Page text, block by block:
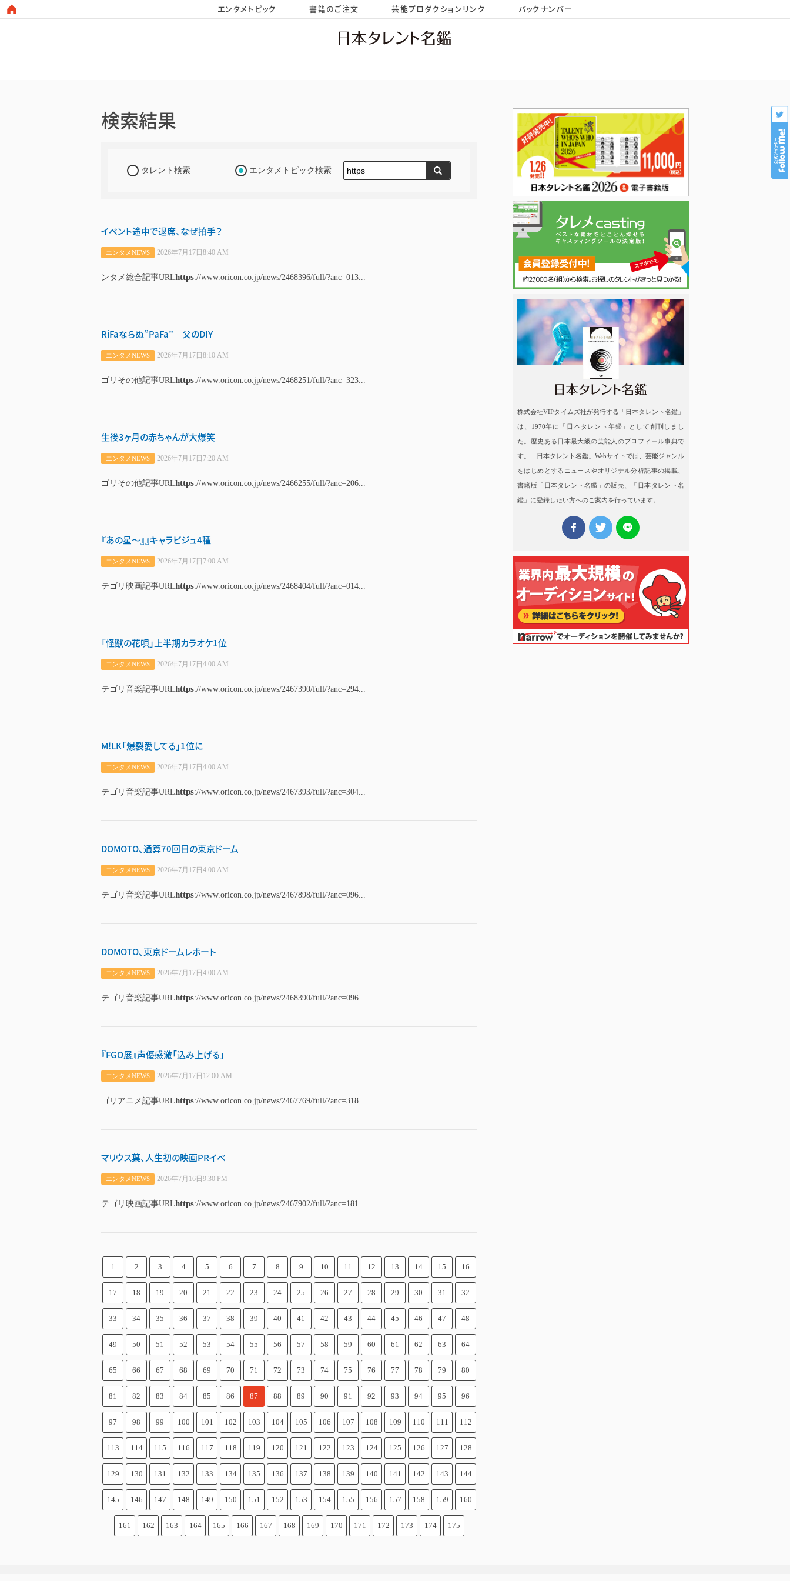
HOME お問い合わせ 会社概要 個人情報保護
エンタメトピック 書籍のご注文 芸能プロダクションリンク バックナンバー
検索結果
タレント検索 エンタメトピック検索
イベント途中で退席、なぜ拍手？
エンタメNEWS 2026年7月17日8:40 AM
ンタメ総合記事URLhttps://www.oricon.co.jp/news/2468396/full/?anc=013...
RiFaならぬ”PaFa” 父のDIY
エンタメNEWS 2026年7月17日8:10 AM
ゴリその他記事URLhttps://www.oricon.co.jp/news/2468251/full/?anc=323...
生後3ヶ月の赤ちゃんが大爆笑
エンタメNEWS 2026年7月17日7:20 AM
ゴリその他記事URLhttps://www.oricon.co.jp/news/2466255/full/?anc=206...
『あの星～』』キャラビジュ4種
エンタメNEWS 2026年7月17日7:00 AM
テゴリ映画記事URLhttps://www.oricon.co.jp/news/2468404/full/?anc=014...
「怪獣の花唄」上半期カラオケ1位
エンタメNEWS 2026年7月17日4:00 AM
テゴリ音楽記事URLhttps://www.oricon.co.jp/news/2467390/full/?anc=294...
M!LK「爆裂愛してる」1位に
エンタメNEWS 2026年7月17日4:00 AM
テゴリ音楽記事URLhttps://www.oricon.co.jp/news/2467393/full/?anc=304...
DOMOTO、通算70回目の東京ドーム
エンタメNEWS 2026年7月17日4:00 AM
テゴリ音楽記事URLhttps://www.oricon.co.jp/news/2467898/full/?anc=096...
DOMOTO、東京ドームレポート
エンタメNEWS 2026年7月17日4:00 AM
テゴリ音楽記事URLhttps://www.oricon.co.jp/news/2468390/full/?anc=096...
『FGO展』声優感激「込み上げる」
エンタメNEWS 2026年7月17日12:00 AM
ゴリアニメ記事URLhttps://www.oricon.co.jp/news/2467769/full/?anc=318...
マリウス葉、人生初の映画PRイベ
エンタメNEWS 2026年7月16日9:30 PM
テゴリ映画記事URLhttps://www.oricon.co.jp/news/2467902/full/?anc=181...
1 2 3 4 5 6 7 8 9 10 11 12 13 14 15 16
17 18 19 20 21 22 23 24 25 26 27 28 29 30 31 32
33 34 35 36 37 38 39 40 41 42 43 44 45 46 47 48
49 50 51 52 53 54 55 56 57 58 59 60 61 62 63 64
65 66 67 68 69 70 71 72 73 74 75 76 77 78 79 80
81 82 83 84 85 86 87 88 89 90 91 92 93 94 95 96
97 98 99 100 101 102 103 104 105 106 107 108 109 110 111 112
113 114 115 116 117 118 119 120 121 122 123 124 125 126 127 128
129 130 131 132 133 134 135 136 137 138 139 140 141 142 143 144
145 146 147 148 149 150 151 152 153 154 155 156 157 158 159 160
161 162 163 164 165 166 167 168 169 170 171 172 173 174 175
日本タレント名鑑
株式会社VIPタイムズ社が発行する「日本タレント名鑑」
は、1970年に「日本タレント年鑑」として創刊しまし
た。歴史ある日本最大級の芸能人のプロフィール事典で
す。「日本タレント名鑑」Webサイトでは、芸能ジャンル
をはじめとするニュースやオリジナル分析記事の掲載、
書籍版「日本タレント名鑑」の販売、「日本タレント名
鑑」に登録したい方へのご案内を行っています。